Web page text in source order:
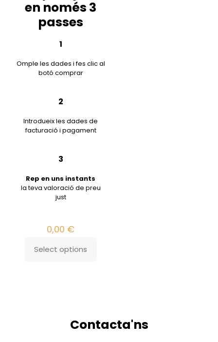
en només 3
passes
1
Omple les dades i fes clic al
botó comprar
2
Introdueix les dades de
facturació i pagament
3
Rep en uns instants
la teva valoració de preu
just
0,00 €
Select options
Contacta'ns